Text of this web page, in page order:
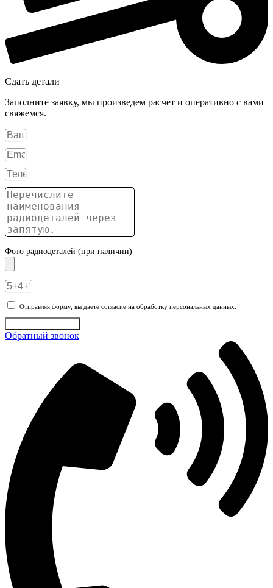
Сдать детали
Заполните заявку, мы произведем расчет и оперативно с вами
свяжемся.
Фото радиодеталей (при наличии)
Отправляя форму, вы даёте согласие на обработку персональных данных.
Обратный звонок